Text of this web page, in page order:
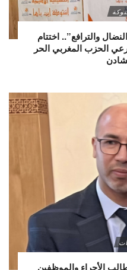
والترافع”.. اختتام
الحزب المغربي الحر
الأجراء والموظفين